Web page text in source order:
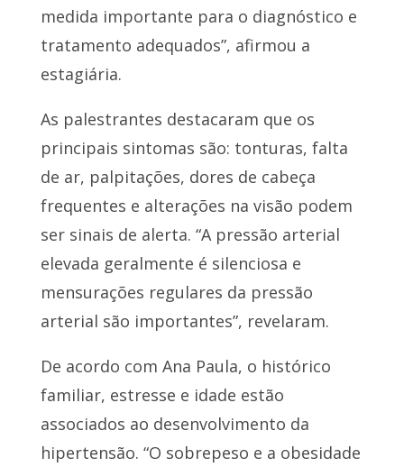
medida importante para o diagnóstico e
tratamento adequados”, afirmou a
estagiária.
As palestrantes destacaram que os
principais sintomas são: tonturas, falta
de ar, palpitações, dores de cabeça
frequentes e alterações na visão podem
ser sinais de alerta. “A pressão arterial
elevada geralmente é silenciosa e
mensurações regulares da pressão
arterial são importantes”, revelaram.
De acordo com Ana Paula, o histórico
familiar, estresse e idade estão
associados ao desenvolvimento da
hipertensão. “O sobrepeso e a obesidade